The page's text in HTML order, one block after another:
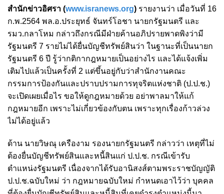
สำนักข่าวอิศรา (www.isranews.org) รายงานว่า เมื่อวันที่ 16
ก.พ.2564 พล.อ.ประยุทธ์ จันทร์โอชา นายกรัฐมนตรี และ
รมว.กลาโหม กล่าวถึงกรณีมีฝ่ายค้านอภิปรายพาดพิงว่ามี
รัฐมนตรี 7 รายไม่ได้ยื่นบัญชีทรัพย์สินว่า ในฐานะที่เป็นนายก
รัฐมนตรี 6 ปี รู้ว่ากติกากฎหมายเป็นอย่างไร และได้แจ้งเพิ่ม
เติมไปแล้วเป็นครั้งที่ 2 แต่ขึ้นอยู่กับว่าสำนักงานคณะ
กรรมการป้องกันและปราบปรามการทุจริตแห่งชาติ (ป.ป.ช.)
จะเปิดเผยเมื่อไร ขอให้ดูกฎหมายด้วย อย่าพาลมาให้แก้
กฎหมายอีก เพราะไม่เกี่ยวข้องกับตน เพราะทุกเรื่องก้าวล่วง
ไม่ได้อยู่แล้ว
ด้าน นายวิษณุ เครืองาม รองนายกรัฐมนตรี กล่าวว่า เหตุที่ไม่
ต้องยื่นบัญชีทรัพย์สินและหนี้สินแก่ ป.ป.ช. กรณีเข้ารับ
ตำแหน่งรัฐมนตรี เนื่องจากได้รับอานิสงส์ตามพระราชบัญญัติ
ป.ป.ช.ฉบับใหม่ ว่า กฎหมายฉบับใหม่ กำหนดเอาไว้ว่า บุคคล